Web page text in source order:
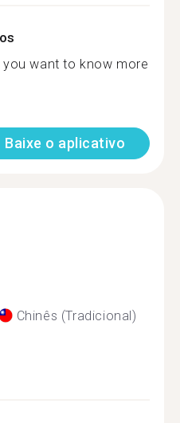
want to know more
Baixe o aplicativo
Chinês (Tradicional)